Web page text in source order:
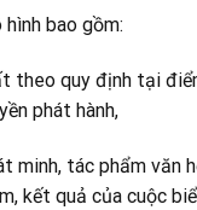
bao gồm:
theo quy định tại
phát hành,
minh, tác phẩm văn
kết quả của cuộc